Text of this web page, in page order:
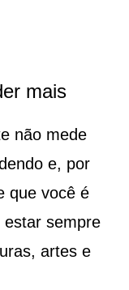
mais
não mede
e, por
que você é
estar sempre
artes e